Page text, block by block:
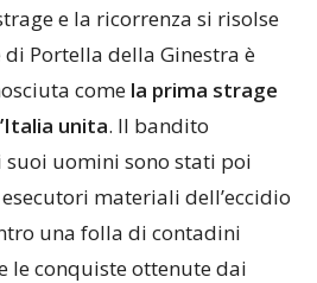
e la ricorrenza si risolse
di Portella della Ginestra è
come la prima strage
unita. Il bandito
suoi uomini sono stati poi
materiali dell’eccidio
una folla di contadini
le conquiste ottenute dai